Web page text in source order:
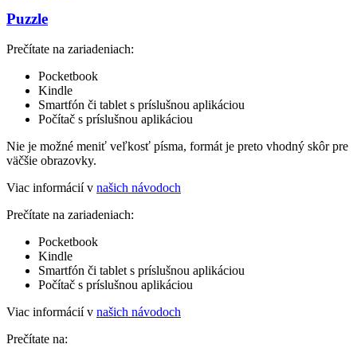
Puzzle
Prečítate na zariadeniach:
Pocketbook
Kindle
Smartfón či tablet s príslušnou aplikáciou
Počítač s príslušnou aplikáciou
Nie je možné meniť veľkosť písma, formát je preto vhodný skôr pre
väčšie obrazovky.
Viac informácií v našich návodoch
Prečítate na zariadeniach:
Pocketbook
Kindle
Smartfón či tablet s príslušnou aplikáciou
Počítač s príslušnou aplikáciou
Viac informácií v našich návodoch
Prečítate na: